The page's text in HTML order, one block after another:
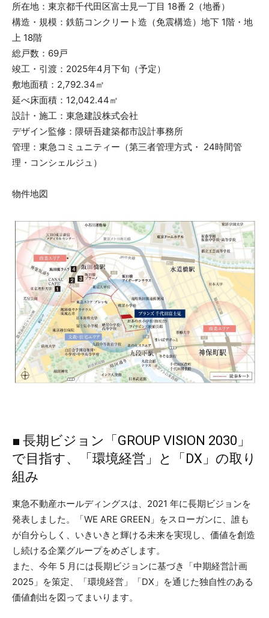
所在地：東京都千代田区富士見一丁目 18番 2（地番）
構造・規模：鉄筋コンクリート造（免震構造）地下 1階・地
上 18階
総戸数：69戸
竣工・引渡：2025年4月下旬（予定）
敷地面積：2,792.34㎡
延べ床面積：12,042.44㎡
設計・施工：東急建設株式会社
デザイン監修：隈研吾建築都市設計事務所
管理：東急コミュニティー（第三者管理方式・ 24時間管
理・コンシェルジュ）
物件地図
■ 長期ビジョン「GROUP VISION 2030」
で目指す、「環境経営」と「DX」の取り
組み
東急不動産ホールディングスは、2021 年に長期ビジョンを
発表しました。「WE ARE GREEN」をスローガンに、誰も
が自分らしく、いきいきと輝ける未来を実現し、価値を創造
し続ける企業グループをめざします。
また、今年 5 月には長期ビジョンに基づき「中期経営計画
2025」を策定、「環境経営」「DX」を通じた独自性のある
価値創出を図ってまいります。